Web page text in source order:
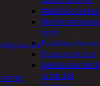
terät
Puuporanterät
ja istukat